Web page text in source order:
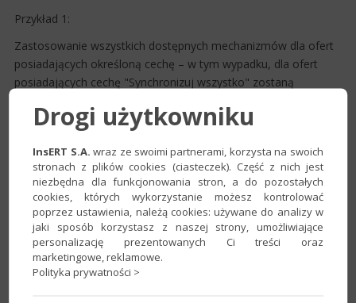
Przykład 1:
​Zastosowanie wszystkich dostępnych mechanizmów dla ofert
posiadających określoną cechę – w tym wypadku, dla ofert
posiadających cechę "Synchronizuj wszystko" zostaną
asortymentu, a także automatyczna aktywacja i dezaktywacja
Drogi użytkowniku
InsERT S.A. wraz ze swoimi partnerami, korzysta na swoich
stronach z plików cookies (ciasteczek). Część z nich jest
niezbędna dla funkcjonowania stron, a do pozostałych
cookies, których wykorzystanie możesz kontrolować
poprzez ustawienia, należą cookies: używane do analizy w
jaki sposób korzystasz z naszej strony, umożliwiające
personalizację prezentowanych Ci treści oraz
marketingowe, reklamowe.
Polityka prywatności >